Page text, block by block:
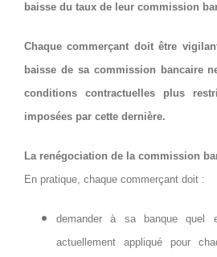
baisse du taux de leur commission
Chaque commerçant doit être
baisse de sa commission bancaire
conditions contractuelles plus
imposées par cette dernière.
La renégociation de la commission
En pratique, chaque commerçant doit :
demander à sa banque
actuellement appliqué pour